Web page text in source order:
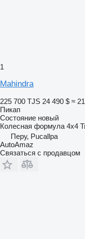
1
Mahindra
225 700 TJS 24 490 $ ≈
Пикап
Состояние новый
Колесная формула 4x4
Перу, Pucallpa
AutoAmaz
Связаться с продавцом